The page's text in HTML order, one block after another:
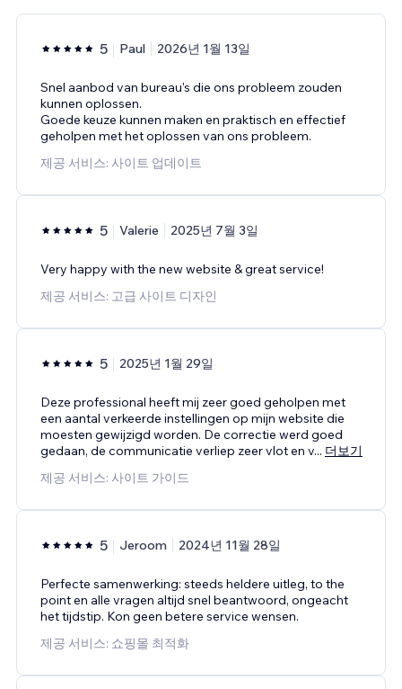
5 Paul 2026년 1월 13일
Snel aanbod van bureau's die ons probleem zouden
kunnen oplossen.
Goede keuze kunnen maken en praktisch en effectief
geholpen met het oplossen van ons probleem.
제공 서비스: 사이트 업데이트
5 Valerie 2025년 7월 3일
Very happy with the new website & great service!
제공 서비스: 고급 사이트 디자인
5 2025년 1월 29일
Deze professional heeft mij zeer goed geholpen met
een aantal verkeerde instellingen op mijn website die
moesten gewijzigd worden. De correctie werd goed
gedaan, de communicatie verliep zeer vlot en v... 더보기
제공 서비스: 사이트 가이드
5 Jeroom 2024년 11월 28일
Perfecte samenwerking: steeds heldere uitleg, to the
point en alle vragen altijd snel beantwoord, ongeacht
het tijdstip. Kon geen betere service wensen.
제공 서비스: 쇼핑몰 최적화